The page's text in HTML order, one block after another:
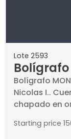
Lote 2593
Bolígrafo
Bolígrafo
Nicolas I..
chapado en
Starting price